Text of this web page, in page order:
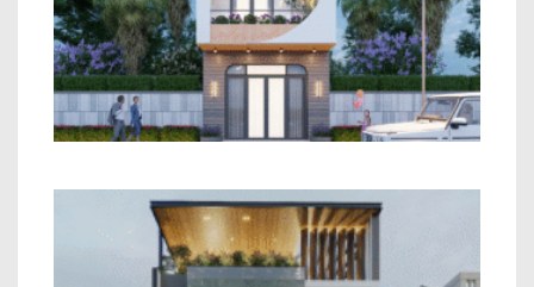
Mẫu Nhà Phố 2 Tầng Phong Cách Hiện